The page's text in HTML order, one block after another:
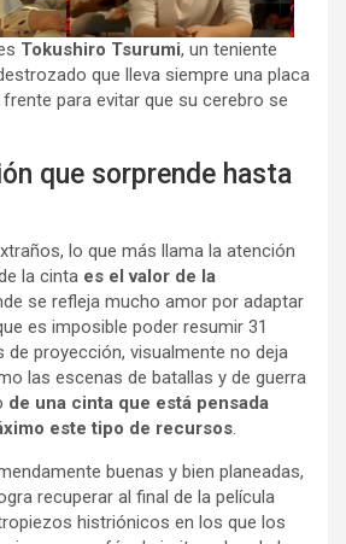
Tokushiro Tsurumi, un teniente
que lleva siempre una placa
para evitar que su cerebro se
que sorprende hasta
lo que más llama la atención
la cinta es el valor de la
se refleja mucho amor por adaptar
es imposible poder resumir 31
proyección, visualmente no deja
las escenas de batallas y de guerra
de una cinta que está pensada
este tipo de recursos.
buenas y bien planeadas,
recuperar al final de la película
histriónicos en los que los